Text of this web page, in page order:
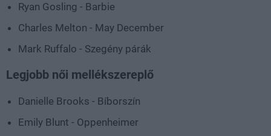
Ryan Gosling - Barbie
Charles Melton - May December
Mark Ruffalo - Szegény párák
Legjobb női mellékszereplő
Danielle Brooks - Bíborszín
Emily Blunt - Oppenheimer